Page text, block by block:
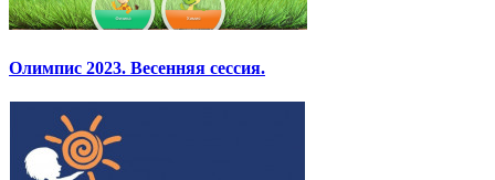
Олимпис 2023. Весенняя сессия.